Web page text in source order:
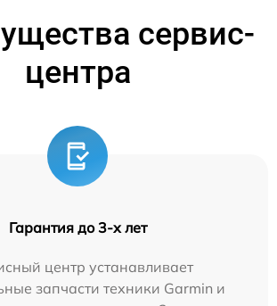
сервис-
центра
Гарантия до 3-х лет
центр устанавливает
запчасти техники Garmin и